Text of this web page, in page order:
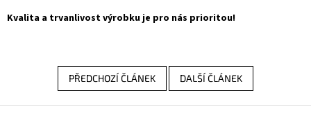
Kvalita a trvanlivost výrobku je pro nás prioritou!
PŘEDCHOZÍ ČLÁNEK DALŠÍ ČLÁNEK